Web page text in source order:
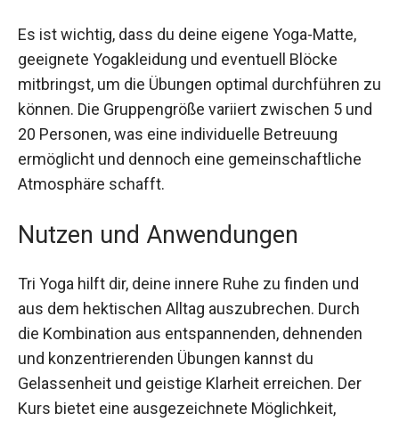
Es ist wichtig, dass du deine eigene Yoga-Matte,
geeignete Yogakleidung und eventuell Blöcke
mitbringst, um die Übungen optimal durchführen
zu können. Die Gruppengröße variiert zwischen 5
und 20 Personen, was eine individuelle Betreuung
ermöglicht und dennoch eine gemeinschaftliche
Atmosphäre schafft.
Nutzen und Anwendungen
Tri Yoga hilft dir, deine innere Ruhe zu finden und
aus dem hektischen Alltag auszubrechen. Durch
die Kombination aus entspannenden, dehnenden
und konzentrierenden Übungen kannst du
Gelassenheit und geistige Klarheit erreichen. Der